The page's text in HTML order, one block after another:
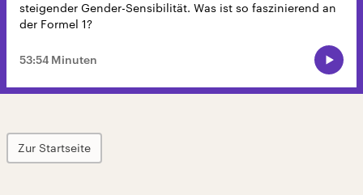
steigender Gender-Sensibilität. Was ist so faszinierend an
der Formel 1?
53:54 Minuten
Zur Startseite